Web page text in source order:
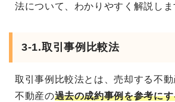
法について、わかりやすく解説しま
3-1.取引事例比較法
取引事例比較法とは、売却する不
不動産の過去の成約事例を参考に